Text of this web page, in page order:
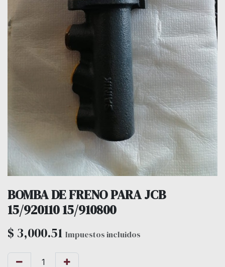
BOMBA DE FRENO PARA JCB
15/920110 15/910800
$ 3,000.51 Impuestos incluidos